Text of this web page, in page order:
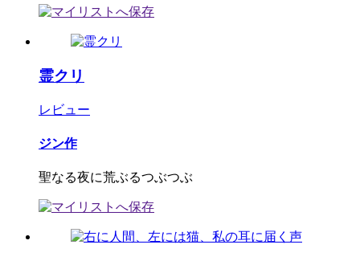
霊クリ
レビュー
ジン作
聖なる夜に荒ぶるつぶつぶ